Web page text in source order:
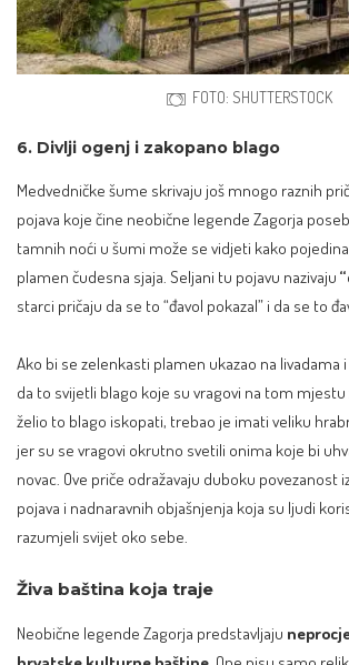
FOTO: SHUTTERSTOCK
6. Divlji ogenj i zakopano blago
Medvedničke šume skrivaju još mnogo raznih
pojava koje čine neobične legende Zagorja
tamnih noći u šumi može se vidjeti kako
plamen čudesna sjaja. Seljani tu pojavu nazivaju
starci pričaju da se to “đavol pokazal” i da se to
Ako bi se zelenkasti plamen ukazao na livadama
da to svijetli blago koje su vragovi na tom mjestu
želio to blago iskopati, trebao je imati veliku
jer su se vragovi okrutno svetili onima koje bi
novac. Ove priče odražavaju duboku povezanost
pojava i nadnaravnih objašnjenja koja su ljudi
razumjeli svijet oko sebe.
Živa baština koja traje
Neobične legende Zagorja predstavljaju